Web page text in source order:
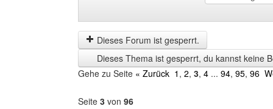
der
letzten
Zeit
anzeigen
by
Dieses Forum ist gesperrt.
Dieses Thema ist gesperrt, du kannst keine
Gehe zu Seite « Zurück 1 , 2, 3, 4 ... 94, 95, 96
Seite 3 von 96